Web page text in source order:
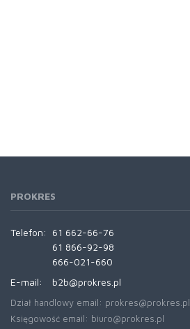
PROKRES
Telefon:
61 662-66-76
61 866-92-98
666-021-660
E-mail:
b2b@prokres.pl
Dział handlowy email: prokres@prokres.pl
Księgowość email: biuro@prokres.pl